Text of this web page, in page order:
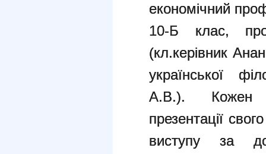
економічний
10-Б клас,
(кл.керівник
української
А.В.). Кожен
презентації
виступу за